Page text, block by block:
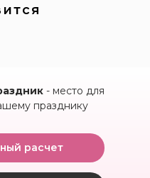
- место для
празднику
расчет